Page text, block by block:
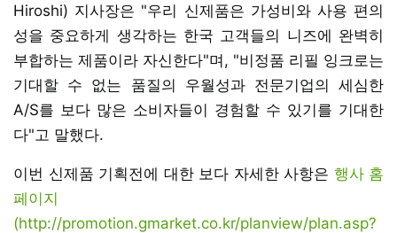
Hiroshi) 지사장은 "우리 신제품은 가성비와 사용 편의
성을 중요하게 생각하는 한국 고객들의 니즈에 완벽히
부합하는 제품이라 자신한다"며, "비정품 리필 잉크로는
기대할 수 없는 품질의 우월성과 전문기업의 세심한
A/S를 보다 많은 소비자들이 경험할 수 있기를 기대한
다"고 말했다.
이번 신제품 기획전에 대한 보다 자세한 사항은 행사 홈
페이지
(http://promotion.gmarket.co.kr/planview/plan.asp?